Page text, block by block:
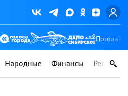
Погода
Народные Финансы Регионы